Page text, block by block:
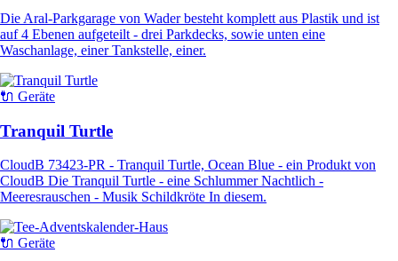
Die Aral-Parkgarage von Wader besteht komplett aus Plastik und ist
auf 4 Ebenen aufgeteilt - drei Parkdecks, sowie unten eine
Waschanlage, einer Tankstelle, einer.
🔌 Geräte
Tranquil Turtle
CloudB 73423-PR - Tranquil Turtle, Ocean Blue - ein Produkt von
CloudB Die Tranquil Turtle - eine Schlummer Nachtlich -
Meeresrauschen - Musik Schildkröte In diesem.
🔌 Geräte